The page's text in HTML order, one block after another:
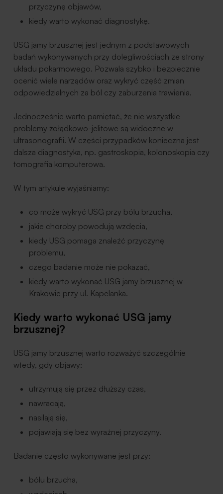
przyczynę objawów,
kiedy warto wykonać diagnostykę.
USG jamy brzusznej jest jednym z podstawowych
badań wykonywanych przy dolegliwościach ze strony
układu pokarmowego. Pozwala szybko i bezpiecznie
ocenić wiele narządów oraz wykryć część zmian
odpowiedzialnych za ból czy zaburzenia trawienia.
Jednocześnie warto pamiętać, że nie wszystkie
problemy żołądkowo-jelitowe są widoczne w
ultrasonografii. W części przypadków konieczna jest
dalsza diagnostyka, np. gastroskopia, kolonoskopia czy
tomografia komputerowa.
W tym artykule wyjaśniamy:
co może wykryć USG przy bólu brzucha,
jakie choroby powodują wzdęcia,
kiedy USG pomaga znaleźć przyczynę
problemu,
czego badanie może nie pokazać,
kiedy warto wykonać USG jamy brzusznej w
Krakowie przy ul. Kapelanka.
Kiedy warto wykonać USG jamy
brzusznej?
USG jamy brzusznej warto rozważyć szczególnie
wtedy, gdy objawy:
utrzymują się przez dłuższy czas,
nawracają,
nasilają się,
pojawiają się bez wyraźnej przyczyny.
Badanie często wykonywane jest przy:
bólu brzucha,